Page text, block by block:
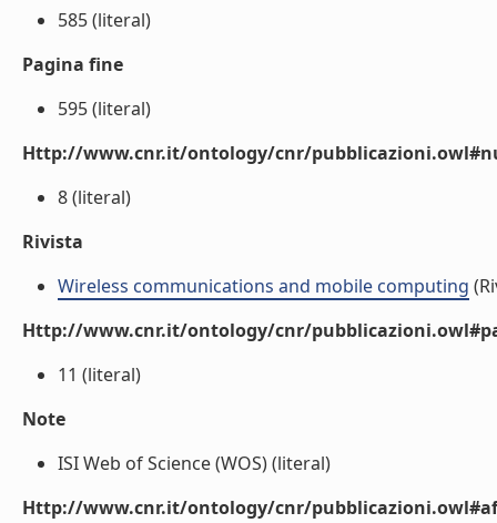
585 (literal)
Pagina fine
595 (literal)
Http://www.cnr.it/ontology/cnr/
8 (literal)
Rivista
Wireless communications and mobile computing
Http://www.cnr.it/ontology/cnr/
11 (literal)
Note
ISI Web of Science (WOS) (literal)
Http://www.cnr.it/ontology/cnr/